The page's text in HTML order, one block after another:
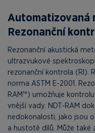
Automatizovaná
Rezonanční
Rezonanční akustická
ultrazvukové
rezonanční kontrola (RI).
norma ASTM E-2001.
RAM™) umožňuje
vnější vady. NDT-RAM
nedokonalosti, jako jsou
a hustotě dílů. Může také